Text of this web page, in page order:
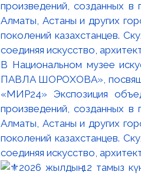
В Национальном музее
ПАВЛА ШОРОХОВА»,
«МИР24» Экспозиция
произведений, созданных
Алматы, Астаны и других
поколений казахстанцев.
соединяя искусство,